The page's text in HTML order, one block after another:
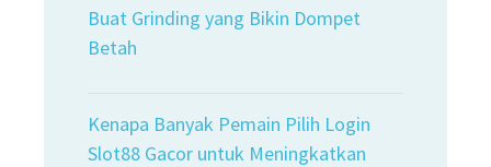
Buat Grinding yang Bikin Dompet
Betah
Kenapa Banyak Pemain Pilih Login
Slot88 Gacor untuk Meningkatkan